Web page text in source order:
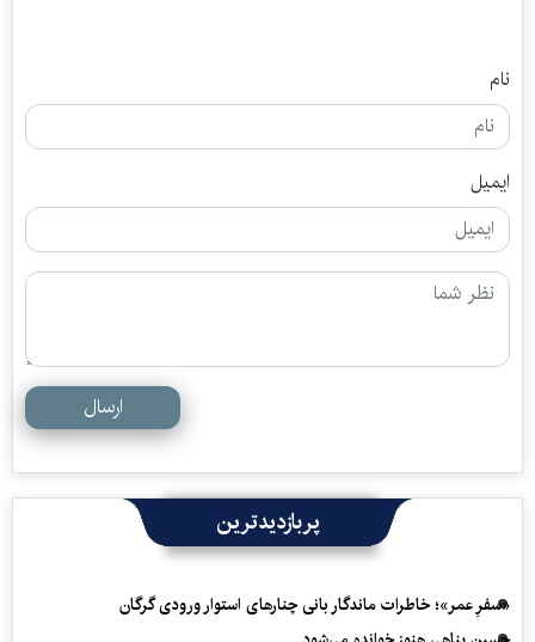
نام
ایمیل
ارسال
پربازدیدترین
«سفرِ عمر»؛ خاطرات ماندگار بانی چنارهای استوار ورودی گرگان